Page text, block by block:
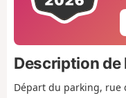
Description de
Départ du parking, rue